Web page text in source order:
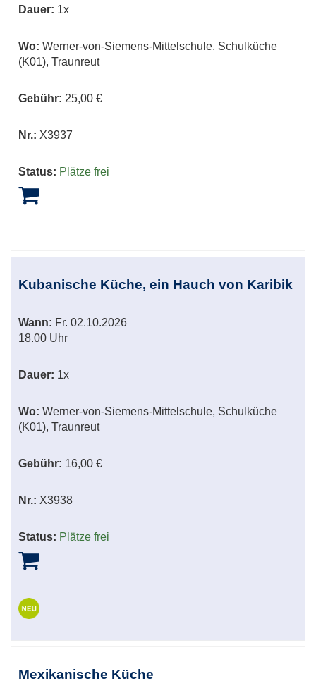
Dauer: 1x
Wo: Werner-von-Siemens-Mittelschule, Schulküche
(K01), Traunreut
Gebühr: 25,00 €
Nr.: X3937
Status: Plätze frei
Kubanische Küche, ein Hauch von Karibik
Wann: Fr. 02.10.2026
18.00 Uhr
Dauer: 1x
Wo: Werner-von-Siemens-Mittelschule, Schulküche
(K01), Traunreut
Gebühr: 16,00 €
Nr.: X3938
Status: Plätze frei
Mexikanische Küche